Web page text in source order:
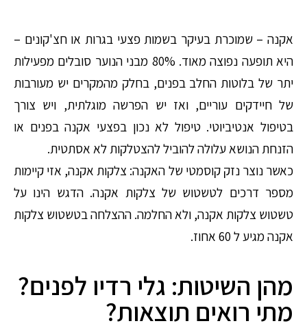
אקנה – שמוכרת בעיקר בשמות פצעי בגרות או חצ'קונים –
היא תופעה נפוצה מאוד. 80% מבני הנוער סובלים מפעילות
יתר של בלוטות החלב בפנים, בחלק מהמקרים יש מעורבות
של חיידקים עוריים, ואז יש הפרשה מוגלתית, ויש צורך
בטיפול אנטיביוטי. טיפול לא נכון בפצעי אקנה בפנים או
הזנחת הנושא עלולה להוביל להצטלקות לא אסתטית.
כאשר נוצר נזק קוסמטי של האקנה: צלקות אקנה, אזי קיימות
מספר דרכים לטשטוש של צלקות אקנה. הדגש הינו על
טשטוש צלקות אקנה, ולא החלמה. ההצלחה בטשטוש צלקות
אקנה מגיע ל 60 אחוז.
מהן השיטות: גלי רדיו לפנים?
מתי רואים תוצאות?